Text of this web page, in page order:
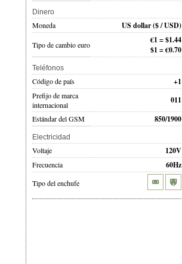
Dinero
Moneda US dollar($ / USD)
Tipo de cambio euro
€1 = $1.44
$1 = €0.70
Teléfonos
Código de país +1
Prefijo de marca
internacional
011
Estándar del GSM 850/1900
Electricidad
Voltaje 120V
Frecuencia 60Hz
Tipo del enchufe